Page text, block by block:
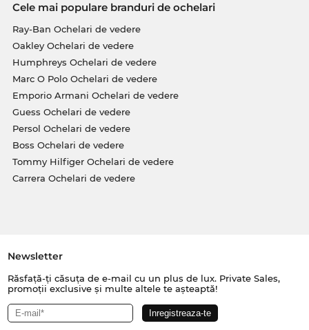
Cele mai populare branduri de ochelari
Ray-Ban Ochelari de vedere
Oakley Ochelari de vedere
Humphreys Ochelari de vedere
Marc O Polo Ochelari de vedere
Emporio Armani Ochelari de vedere
Guess Ochelari de vedere
Persol Ochelari de vedere
Boss Ochelari de vedere
Tommy Hilfiger Ochelari de vedere
Carrera Ochelari de vedere
Newsletter
Răsfață-ți căsuța de e-mail cu un plus de lux. Private Sales,
promoții exclusive și multe altele te așteaptă!